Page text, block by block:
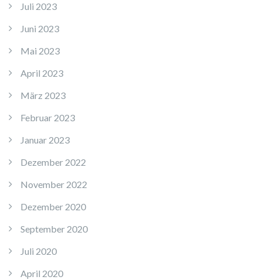
Juli 2023
Juni 2023
Mai 2023
April 2023
März 2023
Februar 2023
Januar 2023
Dezember 2022
November 2022
Dezember 2020
September 2020
Juli 2020
April 2020